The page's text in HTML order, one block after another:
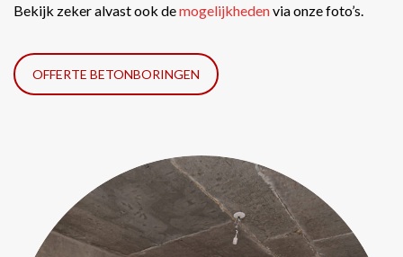
Bekijk zeker alvast ook demogelijkhedenvia onze foto’s.
OFFERTE BETONBORINGEN